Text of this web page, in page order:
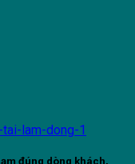
đúng dòng khách,